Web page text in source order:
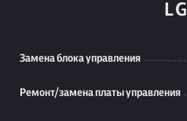
LG
Замена блока управления
Ремонт/замена платы управления